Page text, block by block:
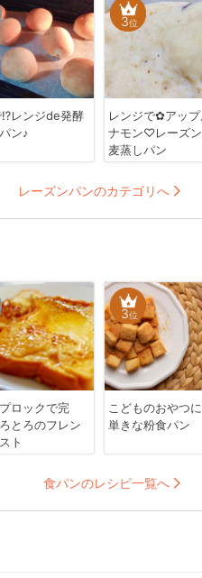
レンジde発酵
ン♪
3位
レンジで✿アッ
ナモン♡レーズ
麦蒸しパン
レーズンパンのカテゴリへ
プロックで完
とろのフレン
ト
3位
こどものおやつ
単きな粉食パン
食パンのレシピ一覧へ